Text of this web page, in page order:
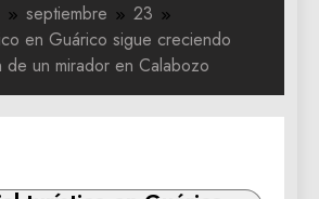
septiembre
23
en Guárico sigue creciendo
de un mirador en Calabozo